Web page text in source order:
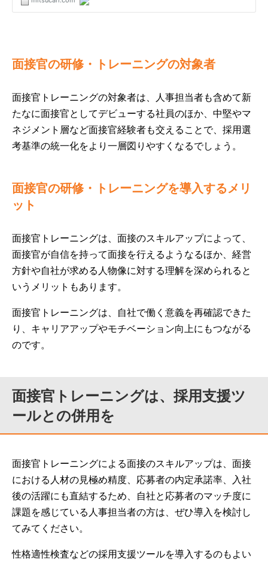
面接官の研修・トレーニングの対象者
面接官トレーニングの対象者は、人事担当者も含めて新
たなに面接官としてデビューする社員のほか、中堅やマ
ネジメント層など面接官経験者も交えることで、採用選
考基準の統一化をより一層図りやすくなるでしょう。
面接官の研修・トレーニングを導入するメリ
ット
面接官トレーニングは、面接のスキルアップによって、
面接官が自信を持って面接を行えるようなるほか、経営
方針や自社が求める人物像に対する理解を深められると
いうメリットもあります。
面接官トレーニングは、自社で働く意義を再確認できた
り、キャリアアップやモチベーション向上にもつながる
のです。
面接官トレーニングは、採用支援ツ
ールとの併用を
面接官トレーニングによる面接のスキルアップは、面接
における人材の見極め精度、応募者の内定承諾率、入社
後の活躍にも直結するため、自社と応募者のマッチ度に
課題を感じている人事担当者の方は、ぜひ導入を検討し
てみてください。
性格適性検査などの採用支援ツールを導入するのもよい